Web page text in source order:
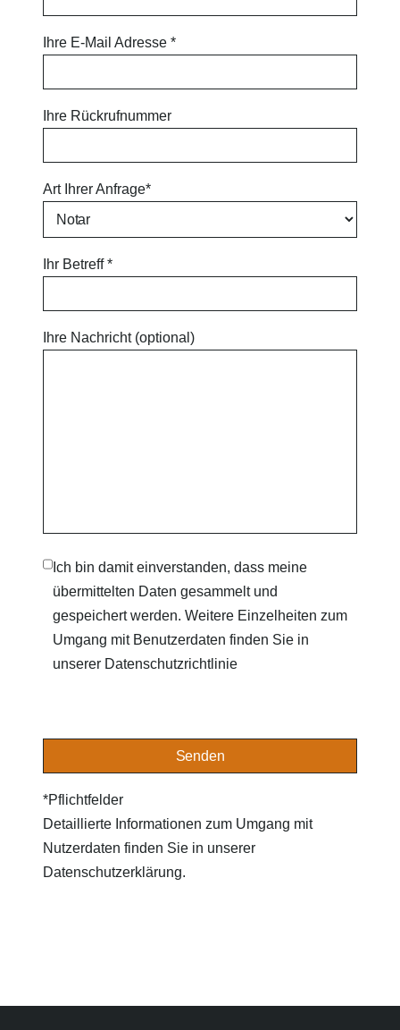
Ihre E-Mail Adresse *
Ihre Rückrufnummer
Art Ihrer Anfrage*
Ihr Betreff *
Ihre Nachricht (optional)
Ich bin damit einverstanden, dass meine
übermittelten Daten gesammelt und
gespeichert werden. Weitere Einzelheiten zum
Umgang mit Benutzerdaten finden Sie in
unserer Datenschutzrichtlinie
*Pflichtfelder
Detaillierte Informationen zum Umgang mit
Nutzerdaten finden Sie in unserer
Datenschutzerklärung.